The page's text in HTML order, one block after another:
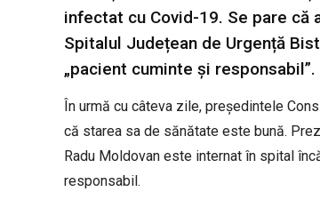
infectat cu Covid-19. Se pare
Spitalul Județean de Urgență
„pacient cuminte și responsabil”.
În urmă cu câteva zile, președintele
că starea sa de sănătate este bună.
Radu Moldovan este internat în spital
responsabil.